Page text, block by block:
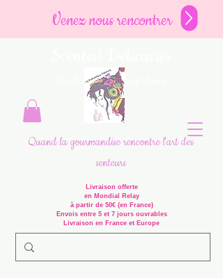
Venez nous rencontrer
French Artisanal Manufacturing
Livraison offerte
en Mondial Relay
à partir de 50€ (en France)
Envois entre 5 et 7 jours ouvrables
Livraison en France et Europe
Quand la gourmandise rencontre l'art des
senteurs